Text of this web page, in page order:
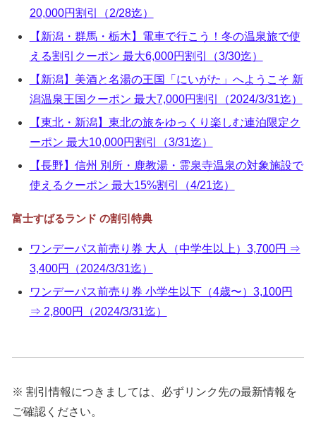
20,000円割引（2/28迄）
【新潟・群馬・栃木】電車で行こう！冬の温泉旅で使
える割引クーポン 最大6,000円割引（3/30迄）
【新潟】美酒と名湯の王国「にいがた」へようこそ 新
潟温泉王国クーポン 最大7,000円割引（2024/3/31迄）
【東北・新潟】東北の旅をゆっくり楽しむ連泊限定ク
ーポン 最大10,000円割引（3/31迄）
【長野】信州 別所・鹿教湯・霊泉寺温泉の対象施設で
使えるクーポン 最大15%割引（4/21迄）
富士すばるランド の割引特典
ワンデーパス前売り券 大人（中学生以上）3,700円 ⇒
3,400円（2024/3/31迄）
ワンデーパス前売り券 小学生以下（4歳〜）3,100円
⇒ 2,800円（2024/3/31迄）
※ 割引情報につきましては、必ずリンク先の最新情報を
ご確認ください。